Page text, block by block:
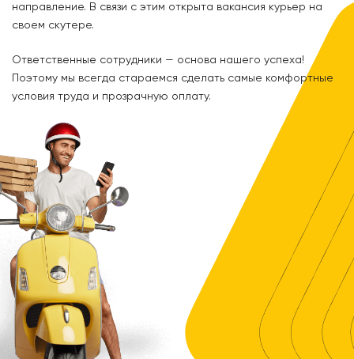
направление. В связи с этим открыта вакансия курьер на
своем скутере.
Ответственные сотрудники — основа нашего успеха!
Поэтому мы всегда стараемся сделать самые комфортные
условия труда и прозрачную оплату.